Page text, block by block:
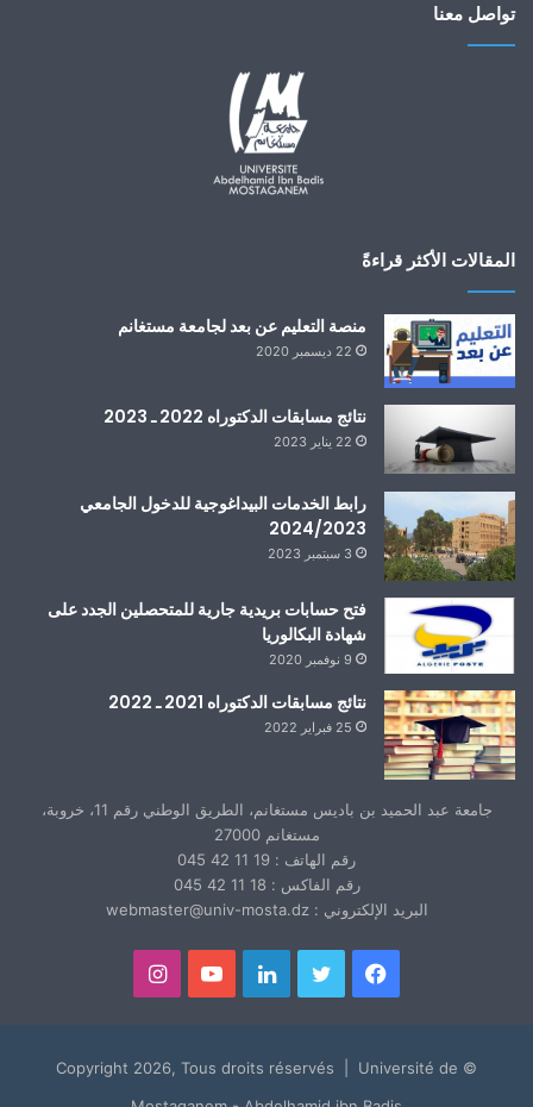
تواصل معنا
المقالات الأكثر قراءةً
منصة التعليم عن بعد لجامعة مستغانم
22 ديسمبر 2020
نتائج مسابقات الدكتوراه 2022 ـ 2023
22 يناير 2023
رابط الخدمات البيداغوجية للدخول الجامعي
2024/2023
3 سبتمبر 2023
فتح حسابات بريدية جارية للمتحصلين الجدد على
شهادة البكالوريا
9 نوفمبر 2020
نتائج مسابقات الدكتوراه 2021 ـ 2022
25 فبراير 2022
جامعة عبد الحميد بن باديس مستغانم، الطريق الوطني رقم 11، خروبة،
مستغانم 27000
رقم الهاتف : 19 11 42 045
رقم الفاكس : 18 11 42 045
البريد الإلكتروني : webmaster@univ-mosta.dz
فيسبوك تويتر لينكدإنيوتيوبانستقرام
© Copyright 2026, Tous droits réservés | Université de